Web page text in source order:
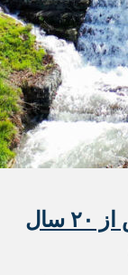
بزرگترین سازه سنگی ایلام پس از ۲۰ سال